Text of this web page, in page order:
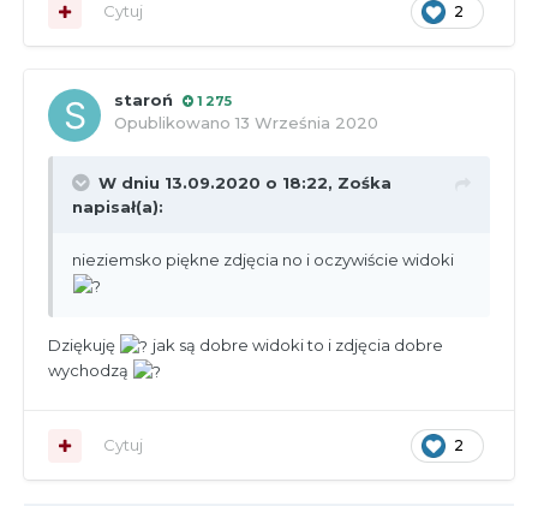
2
Cytuj
staroń 1 275
Opublikowano13 Września 2020
W dniu 13.09.2020 o 18:22, Zośka
napisał(a):
nieziemsko piękne zdjęcia no i oczywiście widoki
Dziękuję
jak są dobre widoki to i zdjęcia dobre
wychodzą
2
Cytuj